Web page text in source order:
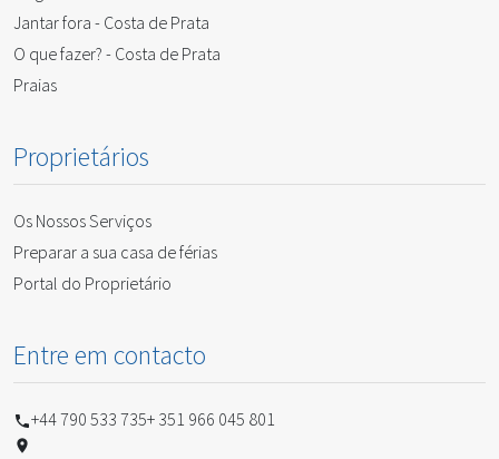
Jantar fora - Costa de Prata
O que fazer? - Costa de Prata
Praias
Proprietários
Os Nossos Serviços
Preparar a sua casa de férias
Portal do Proprietário
Entre em contacto
+44 790 533 735+ 351 966 045 801